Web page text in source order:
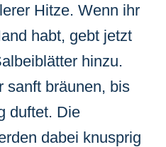
Hitze. Wenn ihr
habt, gebt jetzt
hinzu.
sanft bräunen, bis
duftet. Die
dabei knusprig